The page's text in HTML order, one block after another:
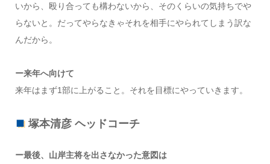
いから、殴り合っても構わないから、そのくらいの気持ちでや
らないと。だってやらなきゃそれを相手にやられてしまう訳な
んだから。
ー来年へ向けて
来年はまず1部に上がること。それを目標にやっていきます。
塚本清彦 ヘッドコーチ
ー最後、山岸主将を出さなかった意図は